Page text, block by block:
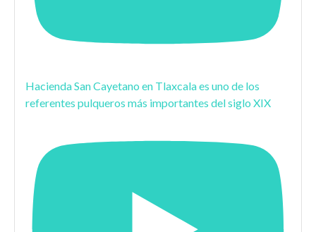
Hacienda San Cayetano en Tlaxcala es uno de los
referentes pulqueros más importantes del siglo XIX